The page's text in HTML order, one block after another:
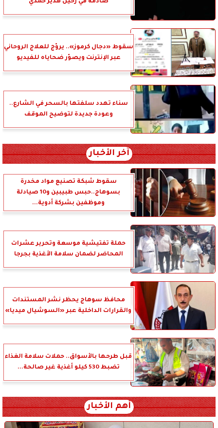
صادمة في رحيل هدير حمدي
سقوط «دجال كرموز».. يروّج للعلاج الروحاني
عبر الإنترنت ويصوّر ضحاياه للفيديو
سناء تهدد سلفتها بالسحر في الشارع..
وعودة جديدة لتوضيح الموقف
آخر الأخبار
سقوط شبكة تصنيع مواد مخدرة
بسوهاج..حبس طبيبين و10 صيادلة
وموظفين بشركة أدوية...
حملة تفتيشية موسعة وتحرير عشرات
المحاضر لضمان سلامة الأغذية بجرجا
محافظ سوهاج يحظر نشر المستندات
والقرارات الداخلية عبر «السوشيال ميديا»
قبل طرحها بالأسواق.. حملات سلامة الغذاء
تضبط 530 كيلو أغذية غير صالحة...
أهم الأخبار